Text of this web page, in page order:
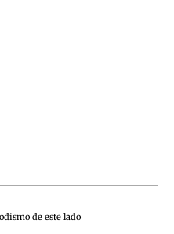
de este lado